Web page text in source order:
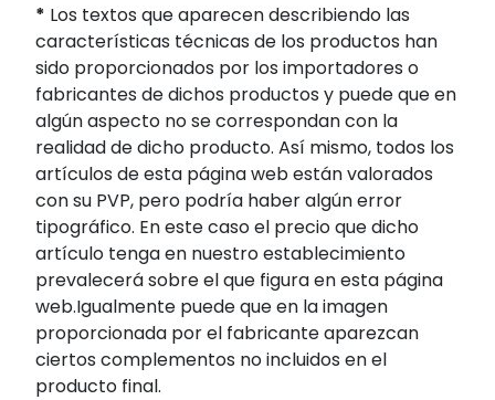
* Los textos que aparecen describiendo las
características técnicas de los productos han
sido proporcionados por los importadores o
fabricantes de dichos productos y puede que en
algún aspecto no se correspondan con la
realidad de dicho producto. Así mismo, todos los
artículos de esta página web están valorados
con su PVP, pero podría haber algún error
tipográfico. En este caso el precio que dicho
artículo tenga en nuestro establecimiento
prevalecerá sobre el que figura en esta página
web.Igualmente puede que en la imagen
proporcionada por el fabricante aparezcan
ciertos complementos no incluidos en el
producto final.